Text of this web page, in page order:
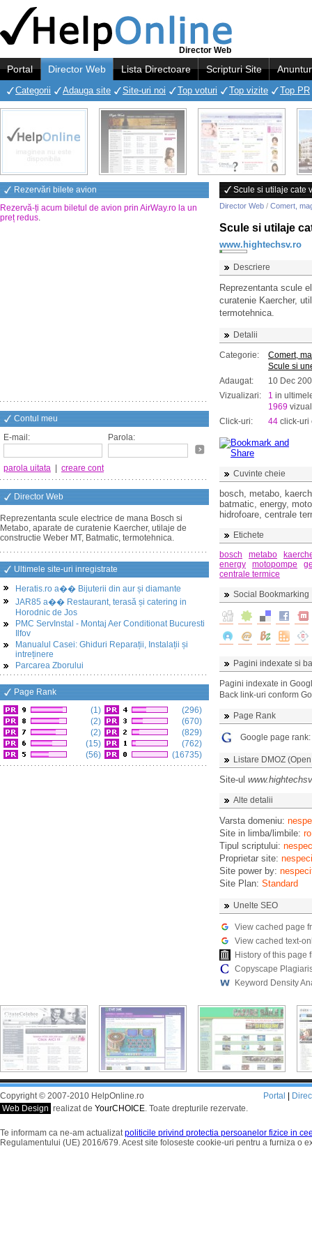
Director Web
Portal Director Web Lista Directoare Scripturi Site
Categorii Adauga site Site-uri noi Top voturi Top vizite Top PR
Rezervări bilete avion
Rezervă-ți acum biletul de avion prin AirWay.ro la un
preț redus.
Contul meu
E-mail:
Parola:
parola uitata creare cont
Director Web
Reprezentanta scule electrice de mana Bosch si
Metabo, aparate de curatenie Kaercher, utilaje de
constructie Weber MT, Batmatic, termotehnica.
Ultimele site-uri inregistrate
Heratis.ro a�� Bijuterii din aur și diamante
JAR85 a�� Restaurant, terasă și catering in
Horodnic de Jos
PMC ServInstal - Montaj Aer Conditionat Bucuresti
Ilfov
Manualul Casei: Ghiduri Reparații, Instalații și
intreținere
Parcarea Zborului
Page Rank
(1)
(2)
(2)
(15)
(56)
(296)
(670)
(829)
(762)
(16735)
Scule si utilaje cate
Director Web / Comert,
Scule si utilaje
www.hightechsv.ro
Descriere
Reprezentanta scule
curatenie Kaercher,
termotehnica.
Detalii
Categorie:
Comert,
Scule si
Adaugat:
10 Dec
Vizualizari:
1 in
1969
Click-uri:
44 click-uri
Cuvinte cheie
bosch, metabo,
batmatic, energy,
hidrofoare, centrale
Etichete
bosch
metabo
energy
motopompe
centrale termice
Social Bookmarking
Pagini indexate si
Pagini indexate in
Back link-uri conform
Page Rank
Google page rank:
Listare DMOZ
Site-ul
Alte detalii
Varsta domeniu:
Site in limba/limbile: ro
Tipul scriptului:
Proprietar site:
Site power by:
Site Plan: Standard
Unelte SEO
View cached page
View cached text-
History of this page
Copyscape
Keyword Density
Copyright © 2007-2010 HelpOnline.ro
Web Design realizat de YourCHOICE. Toate drepturile rezervate.
Portal
Te informam ca ne-am actualizatpoliticile privind protectia persoanelor fizice in
Regulamentului (UE) 2016/679. Acest site foloseste cookie-uri pentru a furniza o